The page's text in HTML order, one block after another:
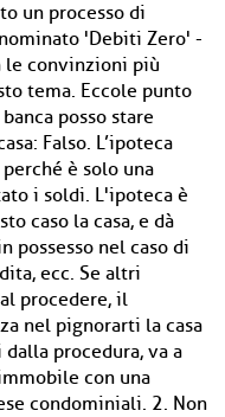
un processo di
'Debiti Zero' -
le convinzioni più
tema. Eccole punto
posso stare
Falso. L’ipoteca
è solo una
i soldi. L'ipoteca è
caso la casa, e dà
possesso nel caso di
ecc. Se altri
procedere, il
nel pignorarti la casa
procedura, va a
con una
condominiali. 2. Non